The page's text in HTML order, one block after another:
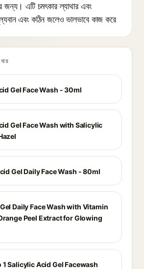
জন্য। এটি চমৎকার ল্যাথার এবং
এবং কঠিন জলেও ভালভাবে কাজ করে
Gel Face Wash - 30ml
Gel Face Wash with Salicylic
Gel Daily Face Wash - 80ml
Daily Face Wash with Vitamin
Peel Extract for Glowing
1 Salicylic Acid Gel Facewash